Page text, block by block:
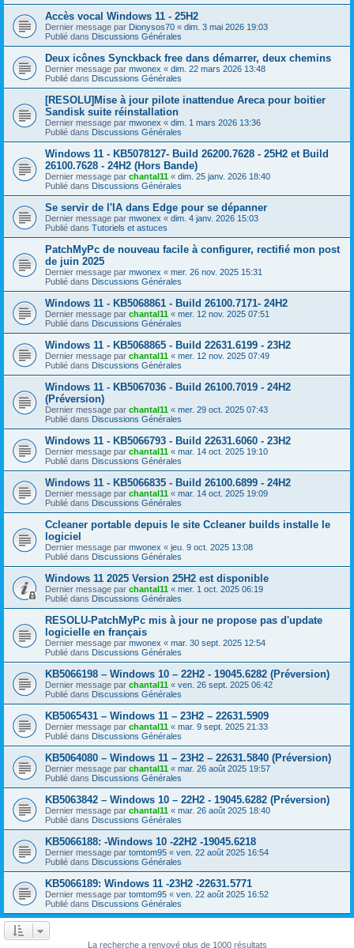
Accès vocal Windows 11 - 25H2
Dernier message par Dionysos70 « dim. 3 mai 2026 19:03
Publié dans Discussions Générales
Deux icônes Synckback free dans démarrer, deux chemins
Dernier message par mwonex « dim. 22 mars 2026 13:48
Publié dans Discussions Générales
[RESOLU]Mise à jour pilote inattendue Areca pour boitier
Sandisk suite réinstallation
Dernier message par mwonex « dim. 1 mars 2026 13:36
Publié dans Discussions Générales
Windows 11 - KB5078127- Build 26200.7628 - 25H2 et Build
26100.7628 - 24H2 (Hors Bande)
Dernier message par chantal11 « dim. 25 janv. 2026 18:40
Publié dans Discussions Générales
Se servir de l'IA dans Edge pour se dépanner
Dernier message par mwonex « dim. 4 janv. 2026 15:03
Publié dans Tutoriels et astuces
PatchMyPc de nouveau facile à configurer, rectifié mon post
de juin 2025
Dernier message par mwonex « mer. 26 nov. 2025 15:31
Publié dans Discussions Générales
Windows 11 - KB5068861 - Build 26100.7171- 24H2
Dernier message par chantal11 « mer. 12 nov. 2025 07:51
Publié dans Discussions Générales
Windows 11 - KB5068865 - Build 22631.6199 - 23H2
Dernier message par chantal11 « mer. 12 nov. 2025 07:49
Publié dans Discussions Générales
Windows 11 - KB5067036 - Build 26100.7019 - 24H2
(Préversion)
Dernier message par chantal11 « mer. 29 oct. 2025 07:43
Publié dans Discussions Générales
Windows 11 - KB5066793 - Build 22631.6060 - 23H2
Dernier message par chantal11 « mar. 14 oct. 2025 19:10
Publié dans Discussions Générales
Windows 11 - KB5066835 - Build 26100.6899 - 24H2
Dernier message par chantal11 « mar. 14 oct. 2025 19:09
Publié dans Discussions Générales
Ccleaner portable depuis le site Ccleaner builds installe le
logiciel
Dernier message par mwonex « jeu. 9 oct. 2025 13:08
Publié dans Discussions Générales
Windows 11 2025 Version 25H2 est disponible
Dernier message par chantal11 « mer. 1 oct. 2025 06:19
Publié dans Discussions Générales
RESOLU-PatchMyPc mis à jour ne propose pas d'update
logicielle en français
Dernier message par mwonex « mar. 30 sept. 2025 12:54
Publié dans Discussions Générales
KB5066198 – Windows 10 – 22H2 - 19045.6282 (Préversion)
Dernier message par chantal11 « ven. 26 sept. 2025 06:42
Publié dans Discussions Générales
KB5065431 – Windows 11 – 23H2 – 22631.5909
Dernier message par chantal11 « mar. 9 sept. 2025 21:33
Publié dans Discussions Générales
KB5064080 – Windows 11 – 23H2 – 22631.5840 (Préversion)
Dernier message par chantal11 « mar. 26 août 2025 19:57
Publié dans Discussions Générales
KB5063842 – Windows 10 – 22H2 - 19045.6282 (Préversion)
Dernier message par chantal11 « mar. 26 août 2025 18:40
Publié dans Discussions Générales
KB5066188: -Windows 10 -22H2 -19045.6218
Dernier message par tomtom95 « ven. 22 août 2025 16:54
Publié dans Discussions Générales
KB5066189: Windows 11 -23H2 -22631.5771
Dernier message par tomtom95 « ven. 22 août 2025 16:52
Publié dans Discussions Générales
La recherche a renvoyé plus de 1000 résultats